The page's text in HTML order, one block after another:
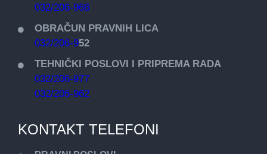
032/206-966
OBRAČUN PRAVNIH LICA
032/206-952
TEHNIČKI POSLOVI I PRIPREMA RADA
032/206-977
032/206-962
KONTAKT TELEFONI